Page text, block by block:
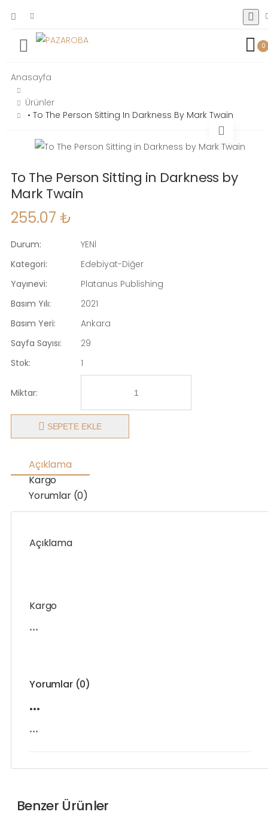
0
Anasayfa
Ürünler
• To The Person Sitting In Darkness By Mark Twain
To The Person Sitting in Darkness by
Mark Twain
255.07 ₺
Durum:
YENİ
Kategori:
Edebiyat-Diğer
Yayınevi:
Platanus Publishing
Basım Yılı:
2021
Basım Yeri:
Ankara
Sayfa Sayısı:
29
Stok:
1
Miktar:
SEPETE EKLE
Açıklama
Kargo
Yorumlar (0)
Açıklama
Kargo
•••
Yorumlar (0)
•••
•••
Benzer Ürünler